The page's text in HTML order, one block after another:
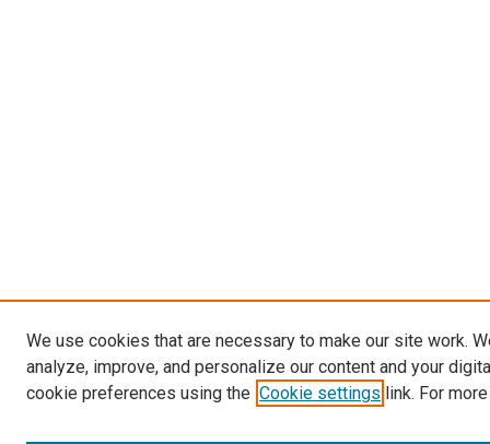
We use cookies that are necessary to make our site work.
analyze, improve, and personalize our content and your
cookie preferences using the Cookie settings link. For